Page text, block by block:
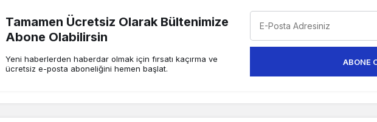
Tamamen Ücretsiz Olarak Bültenimize
Abone Olabilirsin
Yeni haberlerden haberdar olmak için fırsatı kaçırma ve
ücretsiz e-posta aboneliğini hemen başlat.
ABONE